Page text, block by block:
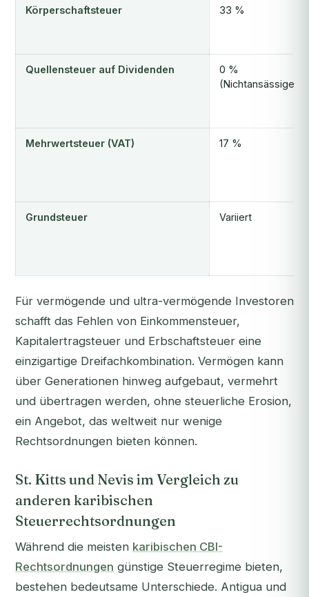
Körperschaftsteuer 33 %
Quellensteuer auf Dividenden
0 %
(Nichtansässige)
Mehrwertsteuer (VAT) 17 %
Grundsteuer Variiert
Für vermögende und ultra-vermögende Investoren
schafft das Fehlen von Einkommensteuer,
Kapitalertragsteuer und Erbschaftsteuer eine
einzigartige Dreifachkombination. Vermögen kann
über Generationen hinweg aufgebaut, vermehrt
und übertragen werden, ohne steuerliche Erosion,
ein Angebot, das weltweit nur wenige
Rechtsordnungen bieten können.
St. Kitts und Nevis im Vergleich zu
anderen karibischen
Steuerrechtsordnungen
Während die meisten karibischen CBI-
Rechtsordnungen günstige Steuerregime bieten,
bestehen bedeutsame Unterschiede. Antigua und